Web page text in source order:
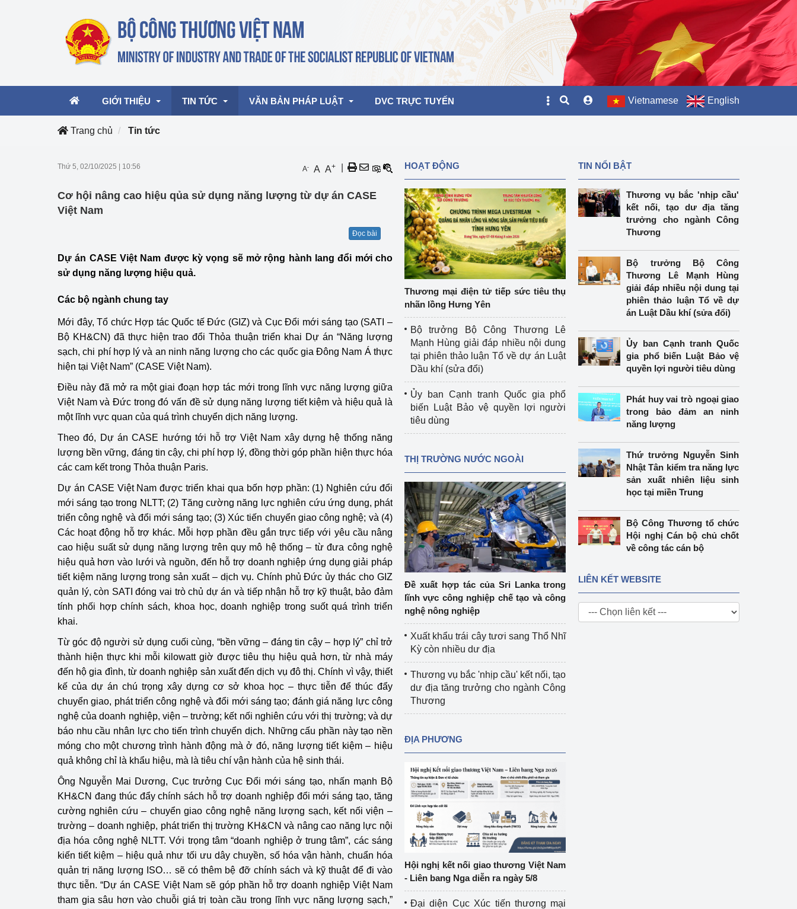
GIỚI THIỆU
Cơ cấu tổ chức
TIN TỨC
Hoạt động của Lãnh đạo Bộ
mại, Dịch vụ Việt Nam 2026
Công Thương - Công luận
Điểm báo
Lịch sử phát triển
Bản tin Thị trường Nông Lâm Thủy sản
Phát triển nguồn nhân lực
Phát triển bền vững
Tổ chức kiểm định kỹ thuật an toàn lao
động thuộc thẩm quyền quản lý của
Bộ Công Thương
động kiểm định thiết bị, dụng cụ điện
làm việc ở môi trường không có nguy
hiểm khí, bụi nổ
Cơ sở sản xuất, sửa chữa chai chứa
LPG
Tổ chức huấn luyện, bồi dưỡng
nghiệp vụ kiểm định kỹ thuật an toàn
lao động
Văn hóa ngành Công Thương
Quản lý thị trường
Sử dụng năng lượng tiết kiệm và
hiệu quả
Hiệu quả năng lượng
Khoa học, công nghệ và đổi mới sáng
tạo
Thông báo
Album ảnh bảo vệ môi trường
Văn bản về môi trường
Đọc báo giúp bạn
Bảo vệ nền tảng tư tưởng của Đảng
Doanh nghiệp - Người dân
Xúc tiến thương mại Khu vực miền Bắc
Khu vực miền Trung
Khu vực miền Nam
Thị trường nước ngoàiHiệp định EVFTA
Thị trường châu Á – châu Phi
Thị trường châu Âu – châu Mỹ
Thị trường trong nước
Ngành Công Thương đưa nghị quyết
Đại hội XIV của Đảng vào cuộc sống
Phát triển công nghiệpCông nghiệp nền tảng
Chính sách
Sản xuất công nghiệp
Phát triển năng lượng
VĂN BẢN PHÁP LUẬT DVC TRỰC TUYẾN Vietnamese English
Trang chủ Tin tức
Thứ 5, 02/10/2025 10:56 A- A A+
Cơ hội nâng cao hiệu qủa sử dụng năng lượng từ dự án CASE
Việt Nam
Đọc bài
Dự án CASE Việt Nam được kỳ vọng sẽ mở rộng hành lang đổi mới cho
sử dụng năng lượng hiệu quả.
Các bộ ngành chung tay
Mới đây, Tổ chức Hợp tác Quốc tế Đức (GIZ) và Cục Đổi mới sáng tạo (SATI –
Bộ KH&CN) đã thực hiện trao đổi Thỏa thuận triển khai Dự án “Năng lượng
sạch, chi phí hợp lý và an ninh năng lượng cho các quốc gia Đông Nam Á thực
hiện tại Việt Nam” (CASE Việt Nam).
Điều này đã mở ra một giai đoạn hợp tác mới trong lĩnh vực năng lượng giữa
Việt Nam và Đức trong đó vấn đề sử dụng năng lượng tiết kiệm và hiệu quả là
một lĩnh vực quan của quá trình chuyển dịch năng lượng.
Theo đó, Dự án CASE hướng tới hỗ trợ Việt Nam xây dựng hệ thống năng
lượng bền vững, đáng tin cậy, chi phí hợp lý, đồng thời góp phần hiện thực hóa
các cam kết trong Thỏa thuận Paris.
Dự án CASE Việt Nam được triển khai qua bốn hợp phần: (1) Nghiên cứu đổi
mới sáng tạo trong NLTT; (2) Tăng cường năng lực nghiên cứu ứng dụng, phát
triển công nghệ và đổi mới sáng tạo; (3) Xúc tiến chuyển giao công nghệ; và (4)
Các hoạt động hỗ trợ khác. Mỗi hợp phần đều gắn trực tiếp với yêu cầu nâng
cao hiệu suất sử dụng năng lượng trên quy mô hệ thống – từ đưa công nghệ
hiệu quả hơn vào lưới và nguồn, đến hỗ trợ doanh nghiệp ứng dụng giải pháp
tiết kiệm năng lượng trong sản xuất – dịch vụ. Chính phủ Đức ủy thác cho GIZ
quản lý, còn SATI đóng vai trò chủ dự án và tiếp nhận hỗ trợ kỹ thuật, bảo đảm
tính phối hợp chính sách, khoa học, doanh nghiệp trong suốt quá trình triển
khai.
Từ góc độ người sử dụng cuối cùng, “bền vững – đáng tin cậy – hợp lý” chỉ trở
thành hiện thực khi mỗi kilowatt giờ được tiêu thụ hiệu quả hơn, từ nhà máy
đến hộ gia đình, từ doanh nghiệp sản xuất đến dịch vụ đô thị. Chính vì vậy, thiết
kế của dự án chú trọng xây dựng cơ sở khoa học – thực tiễn để thúc đẩy
chuyển giao, phát triển công nghệ và đổi mới sáng tạo; đánh giá năng lực công
nghệ của doanh nghiệp, viện – trường; kết nối nghiên cứu với thị trường; và dự
báo nhu cầu nhân lực cho tiến trình chuyển dịch. Những cấu phần này tạo nền
móng cho một chương trình hành động mà ở đó, năng lượng tiết kiệm – hiệu
quả không chỉ là khẩu hiệu, mà là tiêu chí vận hành của hệ sinh thái.
Ông Nguyễn Mai Dương, Cục trưởng Cục Đổi mới sáng tạo, nhấn mạnh Bộ
KH&CN đang thúc đẩy chính sách hỗ trợ doanh nghiệp đổi mới sáng tạo, tăng
cường nghiên cứu – chuyển giao công nghệ năng lượng sạch, kết nối viện –
trường – doanh nghiệp, phát triển thị trường KH&CN và nâng cao năng lực nội
địa hóa công nghệ NLTT. Với trọng tâm “doanh nghiệp ở trung tâm”, các sáng
kiến tiết kiệm – hiệu quả như tối ưu dây chuyền, số hóa vận hành, chuẩn hóa
quản trị năng lượng ISO… sẽ có thêm bệ đỡ chính sách và kỹ thuật để đi vào
thực tiễn. “Dự án CASE Việt Nam sẽ góp phần hỗ trợ doanh nghiệp Việt Nam
tham gia sâu hơn vào chuỗi giá trị toàn cầu trong lĩnh vực năng lượng sạch,”
HOẠT ĐỘNG
Thương mại điện tử tiếp sức tiêu thụ
nhãn lồng Hưng Yên
Bộ trưởng Bộ Công Thương Lê
Mạnh Hùng giải đáp nhiều nội dung
tại phiên thảo luận Tổ về dự án Luật
Dầu khí (sửa đổi)
Ủy ban Cạnh tranh Quốc gia phổ
biến Luật Bảo vệ quyền lợi người
tiêu dùng
THỊ TRƯỜNG NƯỚC NGOÀI
Đề xuất hợp tác của Sri Lanka trong
lĩnh vực công nghiệp chế tạo và công
nghệ nông nghiệp
Xuất khẩu trái cây tươi sang Thổ Nhĩ
Kỳ còn nhiều dư địa
Thương vụ bắc 'nhịp cầu' kết nối, tạo
dư địa tăng trưởng cho ngành Công
Thương
ĐỊA PHƯƠNG
Hội nghị kết nối giao thương Việt Nam
- Liên bang Nga diễn ra ngày 5/8
Đại diện Cục Xúc tiến thương mại
TIN NỔI BẬT
Thương vụ bắc 'nhịp cầu'
kết nối, tạo dư địa tăng
trưởng cho ngành Công
Thương
Bộ trưởng Bộ Công
Thương Lê Mạnh Hùng
giải đáp nhiều nội dung tại
phiên thảo luận Tổ về dự
án Luật Dầu khí (sửa đổi)
Ủy ban Cạnh tranh Quốc
gia phổ biến Luật Bảo vệ
quyền lợi người tiêu dùng
Phát huy vai trò ngoại giao
trong bảo đảm an ninh
năng lượng
Thứ trưởng Nguyễn Sinh
Nhật Tân kiểm tra năng lực
sản xuất nhiên liệu sinh
học tại miền Trung
Bộ Công Thương tổ chức
Hội nghị Cán bộ chủ chốt
về công tác cán bộ
LIÊN KẾT WEBSITE